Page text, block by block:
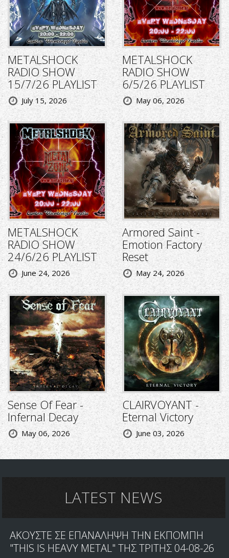
METALSHOCK
RADIO SHOW
15/7/26 PLAYLIST
July 15, 2026
METALSHOCK
RADIO SHOW
6/5/26 PLAYLIST
May 06, 2026
METALSHOCK
RADIO SHOW
24/6/26 PLAYLIST
June 24, 2026
Armored Saint -
Emotion Factory
Reset
May 24, 2026
Sense Of Fear -
Infernal Decay
May 06, 2026
CLAIRVOYANT -
Eternal Victory
June 03, 2026
LATEST NEWS
ΑΚΟΥΣΤΕ ΣΕ ΕΠΑΝΑΛΗΨΗ ΤΗΝ ΕΚΠΟΜΠΗ
"THIS IS HEAVY METAL" ΤΗΣ ΤΡΙΤΗΣ 04-08-26